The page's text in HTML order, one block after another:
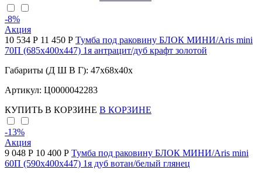
-8%
Акция
10 534 Р 11 450 Р Тумба под раковину БЛОК МИНИ/Aris mini
70П (685х400х447) 1я антрацит/дуб крафт золотой
Габариты (Д Ш В Г): 47x68x40x
Артикул: Ц0000042283
КУПИТЬ В КОРЗИНЕ В КОРЗИНЕ
-13%
Акция
9 048 Р 10 400 Р Тумба под раковину БЛОК МИНИ/Aris mini
60П (590х400х447) 1я дуб вотан/белый глянец